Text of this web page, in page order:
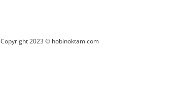
Copyright 2023 © hobinoktam.com